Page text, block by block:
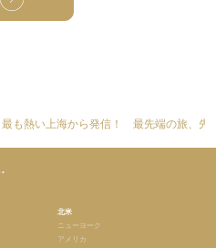
最も熱い上海から発信！ 最先端の旅、先
北米
ニューヨーク
アメリカ